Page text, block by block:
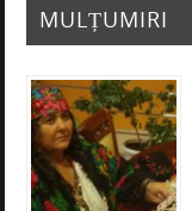
MULȚUMIRI